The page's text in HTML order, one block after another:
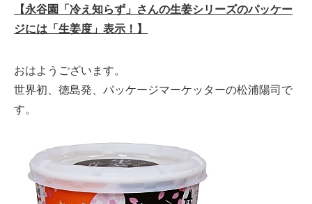
【永谷園「冷え知らず」さんの生姜シリーズのパッケー
ジには「生姜度」表示！】
おはようございます。
世界初、徳島発、パッケージマーケッターの松浦陽司で
す。